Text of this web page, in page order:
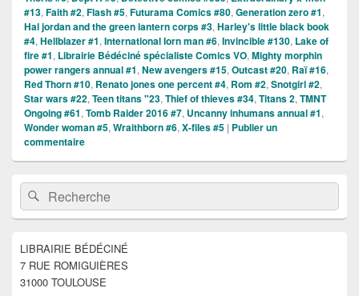
#13, Faith #2, Flash #5, Futurama Comics #80, Generation zero #1,
Hal jordan and the green lantern corps #3, Harley's little black book
#4, Hellblazer #1, International Iorn man #6, Invincible #130, Lake of
fire #1, Librairie Bédéciné spécialiste Comics VO, Mighty morphin
power rangers annual #1, New avengers #15, Outcast #20, Raï #16,
Red Thorn #10, Renato jones one percent #4, Rom #2, Snotgirl #2,
Star wars #22, Teen titans "23, Thief of thieves #34, Titans 2, TMNT
Ongoing #61, Tomb Raider 2016 #7, Uncanny inhumans annual #1,
Wonder woman #5, Wraithborn #6, X-files #5 | Publier un
commentaire
Zone
principale
de
widget
barre
latérale
Recherche :Rechercher
LIBRAIRIE BÉDÉCINÉ
7 RUE ROMIGUIÈRES
31000 TOULOUSE